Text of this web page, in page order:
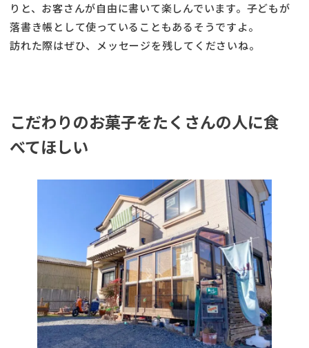
りと、お客さんが自由に書いて楽しんでいます。子どもが
落書き帳として使っていることもあるそうですよ。
訪れた際はぜひ、メッセージを残してくださいね。
こだわりのお菓子をたくさんの人に食
べてほしい